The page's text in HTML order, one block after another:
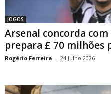
JOGOS
Arsenal concorda
prepara £ 70 milhões
Rogério Ferreira - 24 Julho 2026